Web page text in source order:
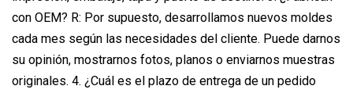
con OEM? R: Por supuesto, desarrollamos nuevos moldes
cada mes según las necesidades del cliente. Puede darnos
su opinión, mostrarnos fotos, planos o enviarnos muestras
originales. 4. ¿Cuál es el plazo de entrega de un pedido